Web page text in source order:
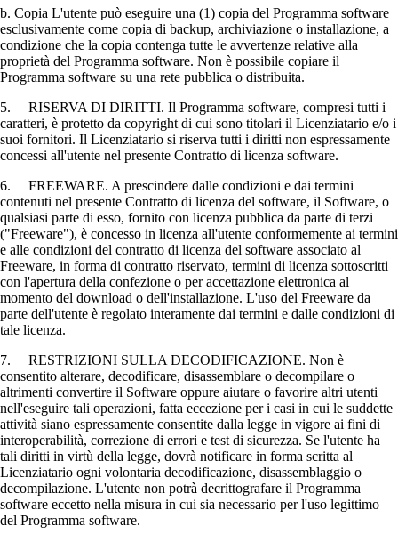
b. Copia L'utente può eseguire una (1) copia del Programma software
esclusivamente come copia di backup, archiviazione o installazione, a
condizione che la copia contenga tutte le avvertenze relative alla
proprietà del Programma software. Non è possibile copiare il
Programma software su una rete pubblica o distribuita.
5. RISERVA DI DIRITTI. Il Programma software, compresi tutti i
caratteri, è protetto da copyright di cui sono titolari il Licenziatario e/o i
suoi fornitori. Il Licenziatario si riserva tutti i diritti non espressamente
concessi all'utente nel presente Contratto di licenza software.
6. FREEWARE. A prescindere dalle condizioni e dai termini
contenuti nel presente Contratto di licenza del software, il Software, o
qualsiasi parte di esso, fornito con licenza pubblica da parte di terzi
("Freeware"), è concesso in licenza all'utente conformemente ai termini
e alle condizioni del contratto di licenza del software associato al
Freeware, in forma di contratto riservato, termini di licenza sottoscritti
con l'apertura della confezione o per accettazione elettronica al
momento del download o dell'installazione. L'uso del Freeware da
parte dell'utente è regolato interamente dai termini e dalle condizioni di
tale licenza.
7. RESTRIZIONI SULLA DECODIFICAZIONE. Non è
consentito alterare, decodificare, disassemblare o decompilare o
altrimenti convertire il Software oppure aiutare o favorire altri utenti
nell'eseguire tali operazioni, fatta eccezione per i casi in cui le suddette
attività siano espressamente consentite dalla legge in vigore ai fini di
interoperabilità, correzione di errori e test di sicurezza. Se l'utente ha
tali diritti in virtù della legge, dovrà notificare in forma scritta al
Licenziatario ogni volontaria decodificazione, disassemblaggio o
decompilazione. L'utente non potrà decrittografare il Programma
software eccetto nella misura in cui sia necessario per l'uso legittimo
del Programma software.